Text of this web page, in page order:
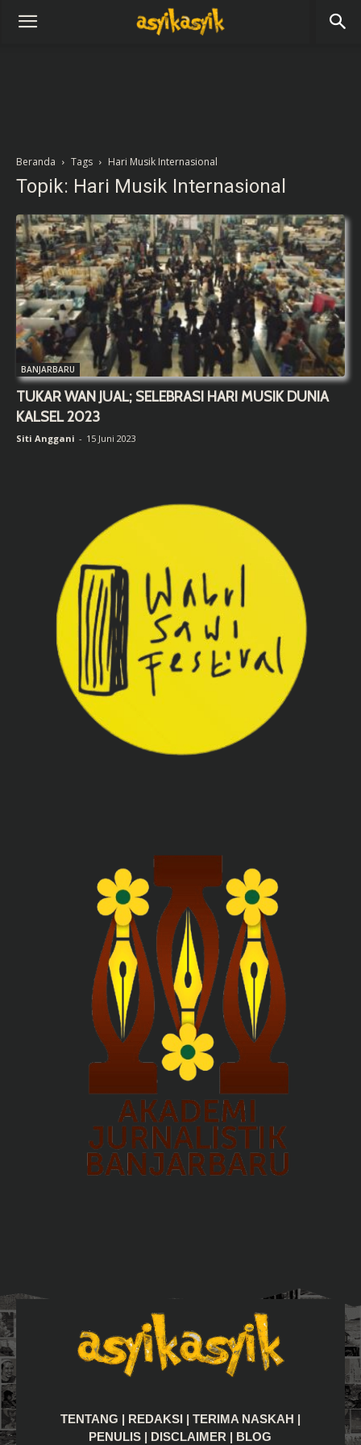
Beranda Tags Hari Musik Internasional
Topik: Hari Musik Internasional
BANJARBARU
TUKAR WAN JUAL; SELEBRASI HARI MUSIK DUNIA
KALSEL 2023
Siti Anggani - 15 Juni 2023
TENTANG REDAKSI TERIMA NASKAH
PENULIS
DISCLAIMER BLOG